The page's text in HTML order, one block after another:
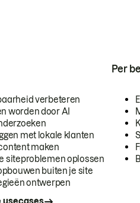
verbeteren
worden door AI
met lokale klanten
maken
siteproblemen oplossen
buiten je site
ontwerpen
Per